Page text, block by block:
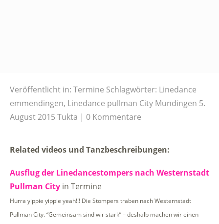
Veröffentlicht in: Termine Schlagwörter: Linedance
emmendingen, Linedance pullman City Mundingen 5.
August 2015 Tukta 0 Kommentare
Related videos und Tanzbeschreibungen:
Ausflug der Linedancestompers nach Westernstadt
Pullman City in Termine
Hurra yippie yippie yeah!!! Die Stompers traben nach Westernstadt
Pullman City. “Gemeinsam sind wir stark” – deshalb machen wir einen